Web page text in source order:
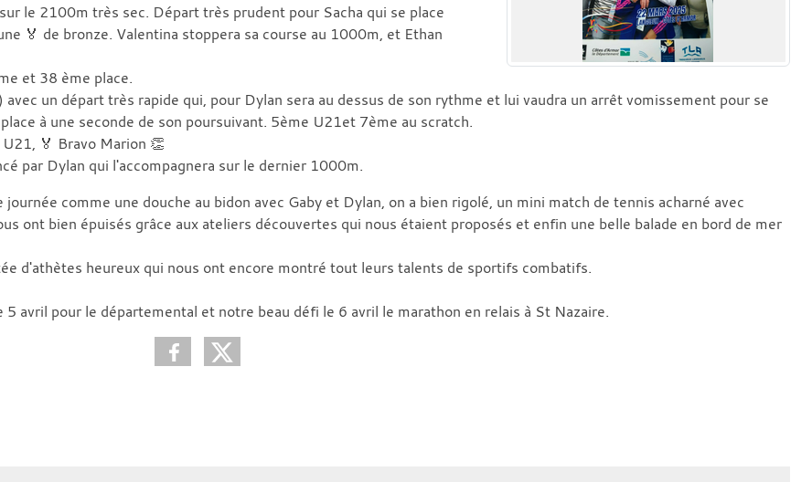
le 2100m très sec. Départ très prudent pour Sacha qui se place
🏅 de bronze. Valentina stoppera sa course au 1000m, et Ethan
et 38 ème place.
un départ très rapide qui, pour Dylan sera au dessus de son rythme et lui vaudra un arrêt vomissement pour se
à une seconde de son poursuivant. 5ème U21et 7ème au scratch.
🏅 Bravo Marion 👏
par Dylan qui l'accompagnera sur le dernier 1000m.
comme une douche au bidon avec Gaby et Dylan, on a bien rigolé, un mini match de tennis acharné avec
ont bien épuisés grâce aux ateliers découvertes qui nous étaient proposés et enfin une belle balade en bord de mer
d'athètes heureux qui nous ont encore montré tout leurs talents de sportifs combatifs.
avril pour le départemental et notre beau défi le 6 avril le marathon en relais à St Nazaire.